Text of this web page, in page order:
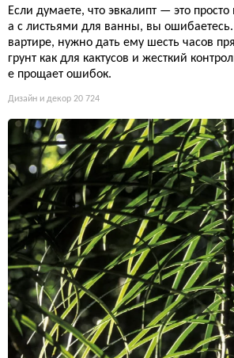
Если думаете, что эвкалипт — это
а с листьями для ванны, вы
вартире, нужно дать ему шесть часов
грунт как для кактусов и жесткий
е прощает ошибок.
Дизайн и декор 20 724